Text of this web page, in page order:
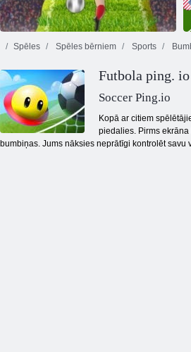
Spirāles lēciens. io
Spēles Spēles bērniem Sports
Futbola ping. io
Soccer Ping.io
Kopā ar citiem
piedalies. Pirms
bumbiņas. Jums nāksies neprātīgi kontrolēt